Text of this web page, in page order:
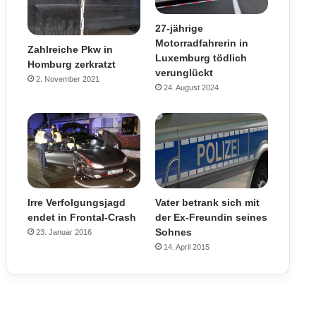
Zahlreiche Pkw in
Homburg zerkratzt
2. November 2021
27-jährige
Motorradfahrerin in
Luxemburg tödlich
verunglückt
24. August 2024
Irre Verfolgungsjagd
endet in Frontal-Crash
23. Januar 2016
Vater betrank sich mit
der Ex-Freundin seines
Sohnes
14. April 2015